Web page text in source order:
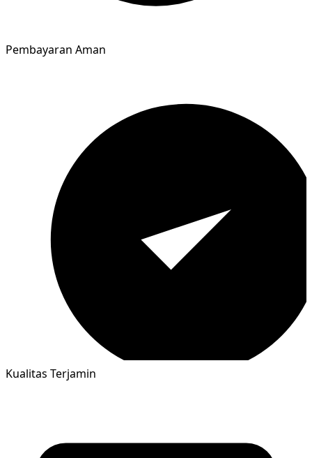
Pembayaran Aman
Kualitas Terjamin